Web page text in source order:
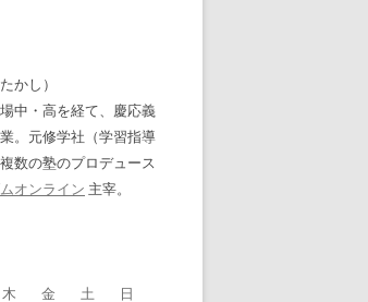
かし）
中・高を経て、慶応義
。元修学社（学習指導
数の塾のプロデュース
オンライン 主宰。
木 金 土
日